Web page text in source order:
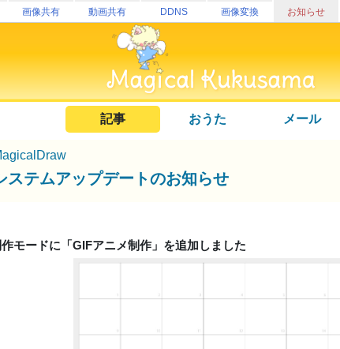
画像共有 動画共有 DDNS 画像変換 お知らせ
記事 おうた メール
ステムアップデートのお知らせ
作モードに「GIFアニメ制作」を追加しました